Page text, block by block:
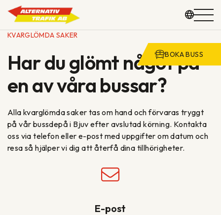
Hoppa
innehåll
VAGNPARK
OM OSS
KONTAKT
KVARGLÖMDA SAKER
Har du glömt något på
en av våra bussar?
Alla kvarglömda saker tas om hand och förvaras tryggt
på vår bussdepå i Bjuv efter avslutad körning. Kontakta
oss via telefon eller e-post med uppgifter om datum och
resa så hjälper vi dig att återfå dina tillhörigheter.
E-post
BOKA BUSS